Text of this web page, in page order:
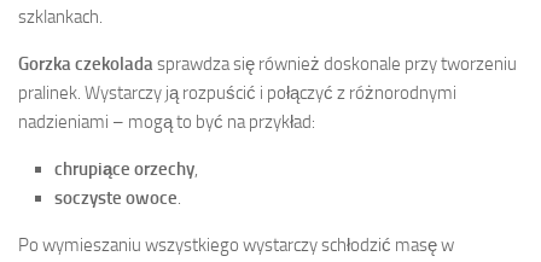
szklankach.
Gorzka czekolada sprawdza się również doskonale przy tworzeniu
pralinek. Wystarczy ją rozpuścić i połączyć z różnorodnymi
nadzieniami – mogą to być na przykład:
chrupiące orzechy
soczyste owoce
Po wymieszaniu wszystkiego wystarczy schłodzić masę w